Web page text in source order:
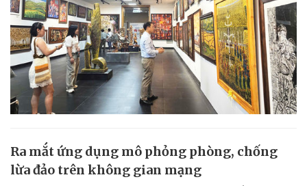
Ra mắt ứng dụng mô phỏng phòng, chống
lừa đảo trên không gian mạng